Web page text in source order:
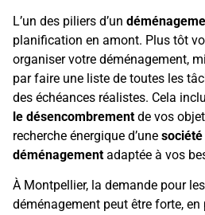
L’un des piliers d’un
planification en amont. Plus tôt
organiser votre déménagement,
par faire une liste de toutes les
des échéances réalistes. Cela
le désencombrement de vos
recherche énergique d’une société
déménagement adaptée à vos
À Montpellier, la demande pour
déménagement peut être forte,